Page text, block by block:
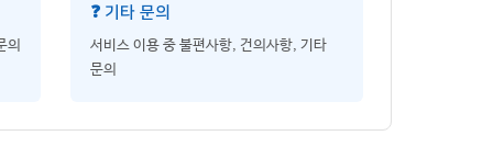
의
❓ 기타 문의
서비스 이용 중 불편사항, 건의사항, 기타
문의